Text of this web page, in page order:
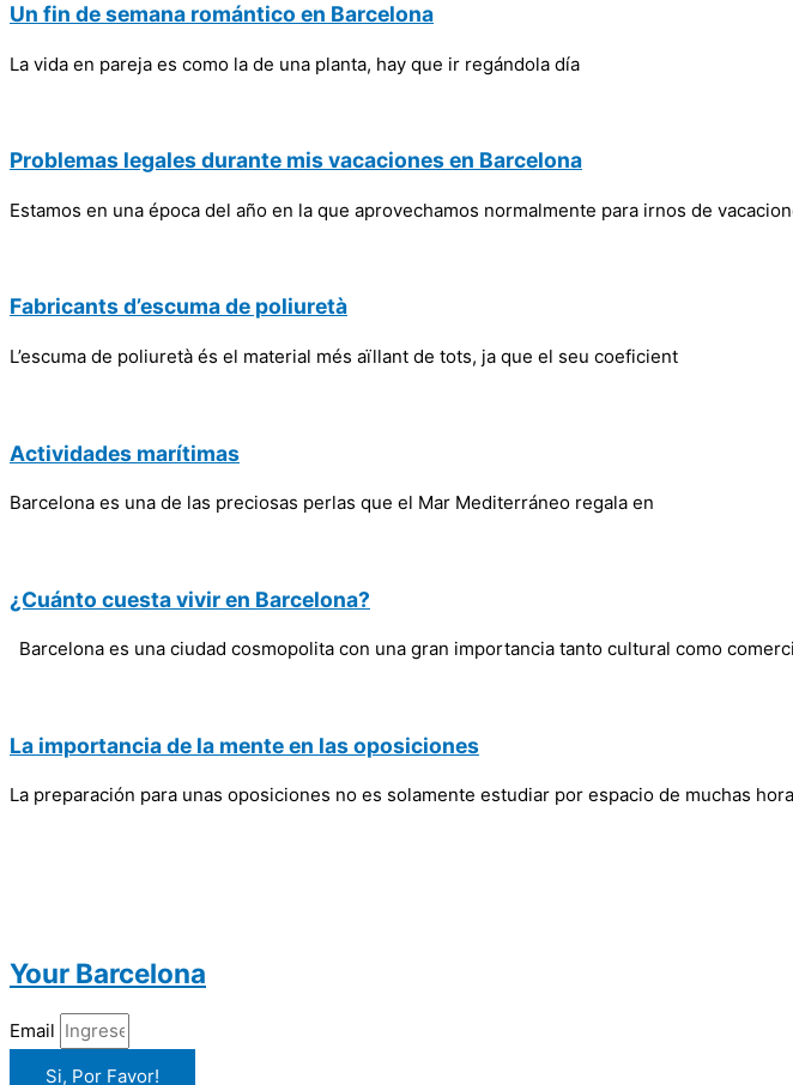
Un fin de semana romántico en Barcelona
La vida en pareja es como la de una planta, hay que ir regándola día
Problemas legales durante mis vacaciones en Barcelona
Estamos en una época del año en la que aprovechamos normalmente para irnos de
Fabricants d’escuma de poliuretà
L’escuma de poliuretà és el material més aïllant de tots, ja que el seu coeficient
Actividades marítimas
Barcelona es una de las preciosas perlas que el Mar Mediterráneo regala en
¿Cuánto cuesta vivir en Barcelona?
Barcelona es una ciudad cosmopolita con una gran importancia tanto cultural como
La importancia de la mente en las oposiciones
La preparación para unas oposiciones no es solamente estudiar por espacio de muchas
Your Barcelona
Email
Si, Por Favor!